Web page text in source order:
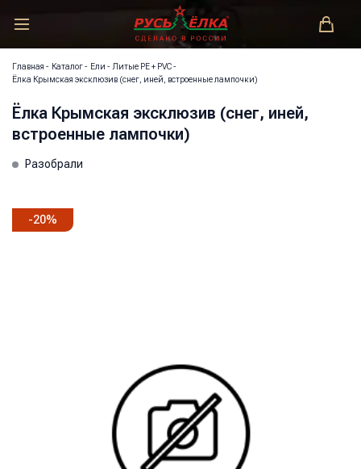
РУСЬ-ЁЛКА – ЗАКОНОДАТЕЛЬ МОДЫ!
Главная - Каталог- Ели - Литые PE + PVC-
Ёлка Крымская эксклюзив (снег, иней, встроенные лампочки)
Ёлка Крымская эксклюзив (снег, иней,
встроенные лампочки)
Разобрали
-20%